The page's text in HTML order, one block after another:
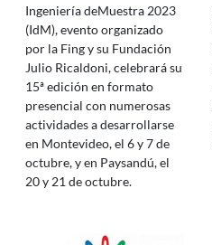
Ingeniería deMuestra 2023
(IdM), evento organizado
por la Fing y su Fundación
Julio Ricaldoni, celebrará su
15ª edición en formato
presencial con numerosas
actividades a desarrollarse
en Montevideo, el 6 y 7 de
octubre, y en Paysandú, el
20 y 21 de octubre.